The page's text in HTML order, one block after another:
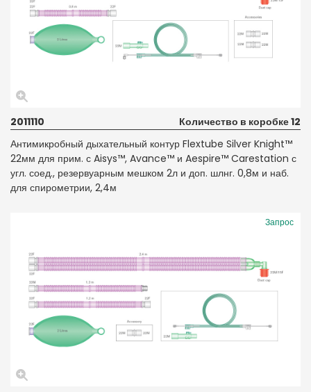
2011110
Количество в коробке 12
Антимикробный дыхательный контур Flextube Silver Knight™
22мм для прим. с Aisys™, Avance™ и Aespire™ Carestation с
угл. соед., резервуарным мешком 2л и доп. шлнг. 0,8м и наб.
для спирометрии, 2,4м
Запрос